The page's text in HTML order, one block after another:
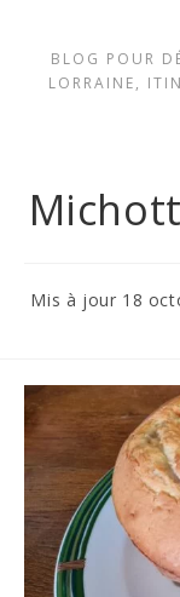
BLOG POUR
LORRAINE,
Mis à jour 18